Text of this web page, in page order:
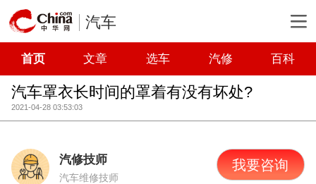
汽车
首页 文章 选车 汽修 百科
汽车罩衣长时间的罩着有没有坏处?
2021-04-28 03:53:03
汽修技师
汽车维修技师
我要咨询